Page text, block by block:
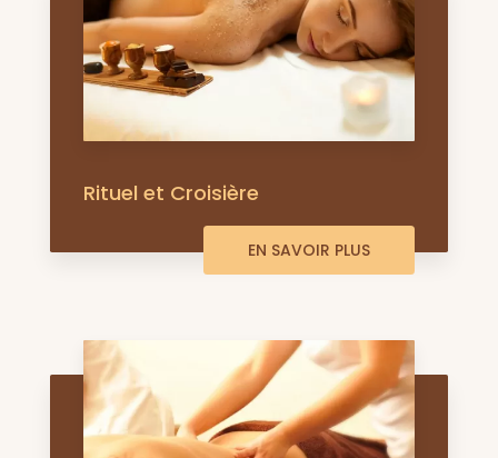
Rituel et Croisière
EN SAVOIR PLUS